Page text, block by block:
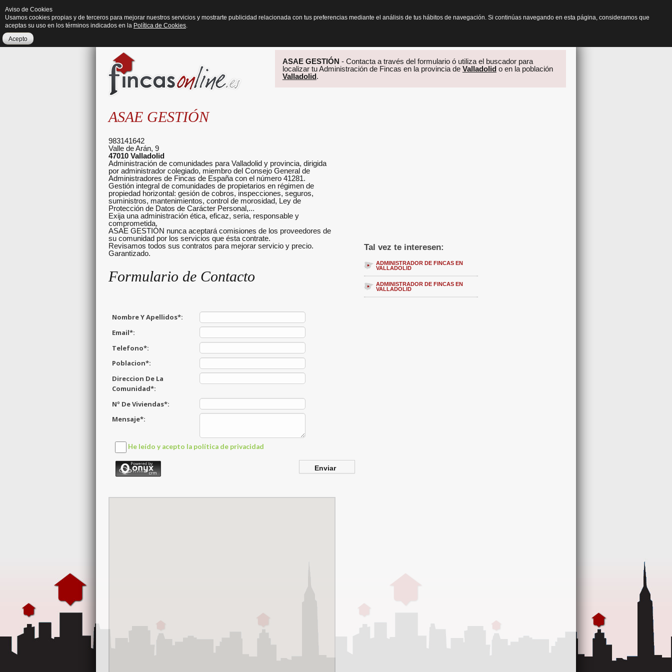
ASAE GESTIÓN - Contacta a través del formulario ó utiliza el buscador para
localizar tu Administración de Fincas en la provincia de Valladolido en la población
Valladolid.
Tal vez te interesen:
ADMINISTRADOR DE FINCAS EN
VALLADOLID
ADMINISTRADOR DE FINCAS EN
VALLADOLID
ASAE GESTIÓN
983141642
Valle de Arán, 9
47010 Valladolid
Administración de comunidades para Valladolid y provincia, dirigida
por administrador colegiado, miembro del Consejo General de
Administradores de Fincas de España con el número 41281.
Gestión integral de comunidades de propietarios en régimen de
propiedad horizontal: gesión de cobros, inspecciones, seguros,
suministros, mantenimientos, control de morosidad, Ley de
Protección de Datos de Carácter Personal,...
Exija una administración ética, eficaz, seria, responsable y
comprometida.
ASAE GESTIÓN nunca aceptará comisiones de los proveedores de
su comunidad por los servicios que ésta contrate.
Revisamos todos sus contratos para mejorar servicio y precio.
Garantizado.
Formulario de Contacto
Aviso de Cookies
Usamos cookies propias y de terceros para mejorar nuestros servicios y mostrarte publicidad relacionada con tus preferencias mediante el análisis de tus hábitos de navegación. Si continúas navegando en esta página, consideramos que
aceptas su uso en los términos indicados en la Política de Cookies.
Acepto